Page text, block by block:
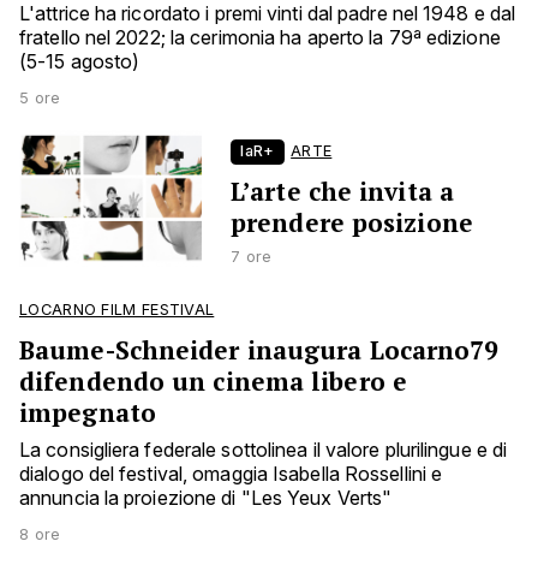
L'attrice ha ricordato i premi vinti dal padre nel 1948 e dal
fratello nel 2022; la cerimonia ha aperto la 79ª edizione
(5-15 agosto)
5 ore
laR+ ARTE
L’arte che invita a
prendere posizione
7 ore
LOCARNO FILM FESTIVAL
Baume-Schneider inaugura Locarno79
difendendo un cinema libero e
impegnato
La consigliera federale sottolinea il valore plurilingue e di
dialogo del festival, omaggia Isabella Rossellini e
annuncia la proiezione di "Les Yeux Verts"
8 ore